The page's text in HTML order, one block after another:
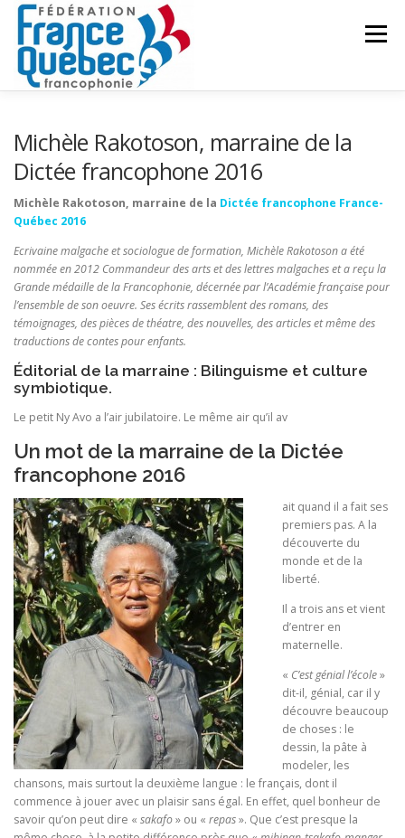
Aller
contenu
Menu
INTRANET
Michèle Rakotoson, marraine de la
Dictée francophone 2016
Michèle Rakotoson, marraine de la Dictée francophone France-
Québec 2016
Ecrivaine malgache et sociologue de formation, Michèle Rakotoson a été
nommée en 2012 Commandeur des arts et des lettres malgaches et a reçu la
Grande médaille de la Francophonie, décernée par l’Académie française pour
l’ensemble de son oeuvre. Ses écrits rassemblent des romans, des
témoignages, des pièces de théatre, des nouvelles, des articles et même des
traductions de contes pour enfants.
Éditorial de la marraine : Bilinguisme et culture
symbiotique.
Le petit Ny Avo a l’air jubilatoire. Le même air qu’il av
Un mot de la marraine de la Dictée
francophone 2016
ait quand il a fait ses
premiers pas. A la
découverte du
monde et de la
liberté.
Il a trois ans et vient
d’entrer en
maternelle.
« C’est génial l’école»
dit-il, génial, car il y
découvre beaucoup
de choses : le
dessin, la pâte à
modeler, les
chansons, mais surtout la deuxième langue : le français, dont il
commence à jouer avec un plaisir sans égal. En effet, quel bonheur de
savoir qu’on peut dire « sakafo» ou « repas». Que c’est presque la